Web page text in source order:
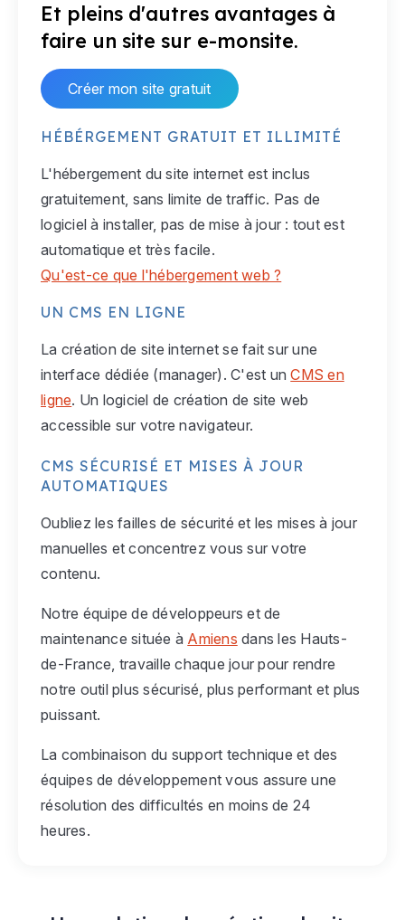
Et pleins d'autres avantages à
faire un site sur e-monsite.
Créer mon site gratuit
HÉBÉRGEMENT GRATUIT ET ILLIMITÉ
L'hébergement du site internet est inclus
gratuitement, sans limite de traffic. Pas de
logiciel à installer, pas de mise à jour : tout est
automatique et très facile.
Qu'est-ce que l'hébergement web ?
UN CMS EN LIGNE
La création de site internet se fait sur une
interface dédiée (manager). C'est unCMS en
ligne. Un logiciel de création de site web
accessible sur votre navigateur.
CMS SÉCURISÉ ET MISES À JOUR
AUTOMATIQUES
Oubliez les failles de sécurité et les mises à jour
manuelles et concentrez vous sur votre
contenu.
Notre équipe de développeurs et de
maintenance située à Amiens dans les Hauts-
de-France, travaille chaque jour pour rendre
notre outil plus sécurisé, plus performant et plus
puissant.
La combinaison du support technique et des
équipes de développement vous assure une
résolution des difficultés en moins de 24
heures.